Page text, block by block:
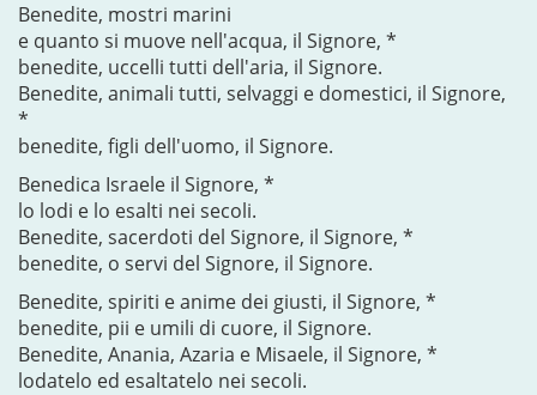
Benedite, mostri marini
e quanto si muove nell'acqua, il Signore, *
benedite, uccelli tutti dell'aria, il Signore.
Benedite, animali tutti, selvaggi e domestici, il Signore,
*
benedite, figli dell'uomo, il Signore.
Benedica Israele il Signore, *
lo lodi e lo esalti nei secoli.
Benedite, sacerdoti del Signore, il Signore, *
benedite, o servi del Signore, il Signore.
Benedite, spiriti e anime dei giusti, il Signore, *
benedite, pii e umili di cuore, il Signore.
Benedite, Anania, Azaria e Misaele, il Signore, *
lodatelo ed esaltatelo nei secoli.